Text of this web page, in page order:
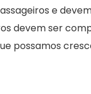
e
devem ser
possamos